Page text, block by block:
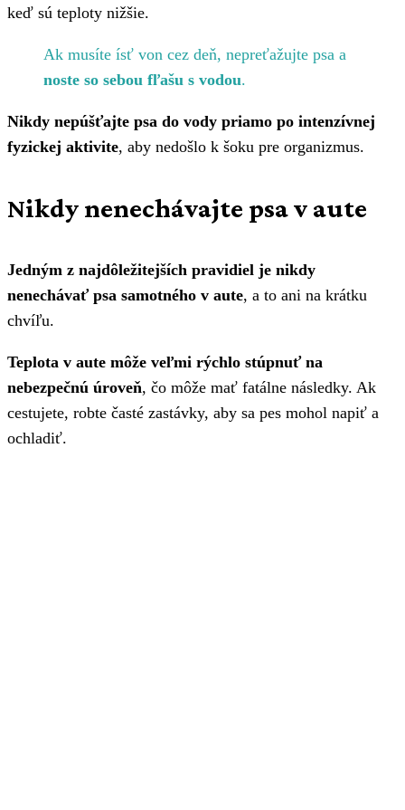
keď sú teploty nižšie.
Ak musíte ísť von cez deň, nepreťažujte psa a
noste so sebou fľašu s vodou.
Nikdy nepúšťajte psa do vody priamo po intenzívnej
fyzickej aktivite, aby nedošlo k šoku pre organizmus.
Nikdy nenechávajte psa v aute
Jedným z najdôležitejších pravidiel je nikdy
nenechávať psa samotného v aute, a to ani na krátku
chvíľu.
Teplota v aute môže veľmi rýchlo stúpnuť na
nebezpečnú úroveň, čo môže mať fatálne následky. Ak
cestujete, robte časté zastávky, aby sa pes mohol napiť a
ochladiť.